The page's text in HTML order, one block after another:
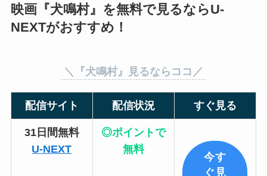
映画『犬鳴村』を無料で見るならU-
NEXTがおすすめ！
＼『犬鳴村』見るならココ／
配信サイト 配信状況 すぐ見る
31日間無料
U-NEXT
◎ポイントで
無料
今す
ぐ見